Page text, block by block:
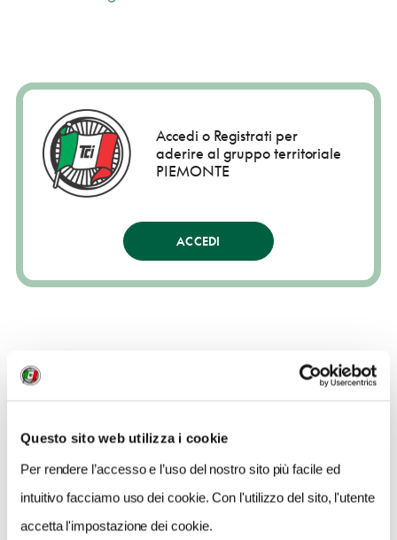
Questo sito web utilizza i cookie
Per rendere l’accesso e l’uso del nostro sito più facile ed
intuitivo facciamo uso dei cookie. Con l'utilizzo del sito, l'utente
accetta l'impostazione dei cookie.
Accedi o Registrati per
aderire al gruppo territoriale
PIEMONTE
ACCEDI